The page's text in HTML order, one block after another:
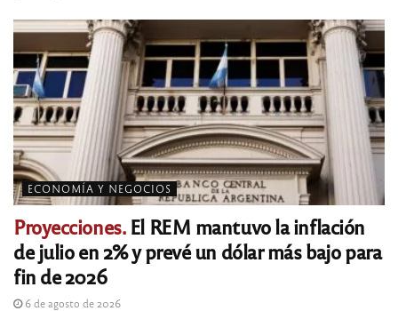
ECONOMÍA Y NEGOCIOS
Proyecciones.El REM mantuvo la inflación
de julio en 2% y prevé un dólar más bajo para
fin de 2026
6 de agosto de 2026